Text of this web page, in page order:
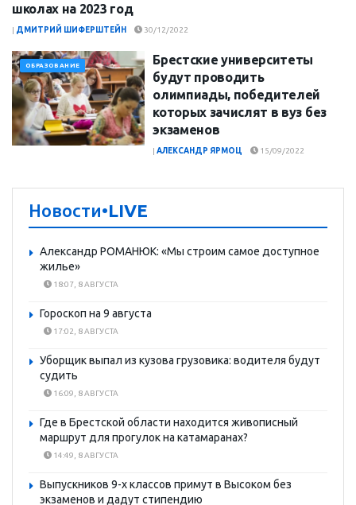
школах на 2023 год
| ДМИТРИЙ ШИФЕРШТЕЙН 30/12/2022
ОБРАЗОВАНИЕ
Брестские университеты
будут проводить
олимпиады, победителей
которых зачислят в вуз без
экзаменов
| АЛЕКСАНДР ЯРМОЦ 15/09/2022
Новости•LIVE
Александр РОМАНЮК: «Мы строим самое доступное
жилье»
18:07, 8 АВГУСТА
Гороскоп на 9 августа
17:02, 8 АВГУСТА
Уборщик выпал из кузова грузовика: водителя будут
судить
16:09, 8 АВГУСТА
Где в Брестской области находится живописный
маршрут для прогулок на катамаранах?
14:49, 8 АВГУСТА
Выпускников 9-х классов примут в Высоком без
экзаменов и дадут стипендию